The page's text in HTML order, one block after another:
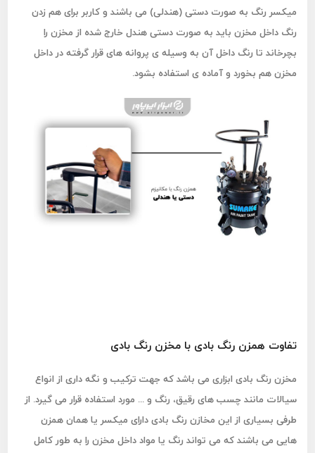
میکسر رنگ به صورت دستی (هندلی) می باشند و کاربر برای هم زدن
رنگ داخل مخزن باید به صورت دستی هندل خارج شده از مخزن را
بچرخاند تا رنگ داخل آن به وسیله ی پروانه های قرار گرفته در داخل
مخزن هم بخورد و آماده ی استفاده بشود.
تفاوت همزن رنگ بادی با مخزن رنگ بادی
مخزن رنگ بادی ابزاری می باشد که جهت ترکیب و نگه داری از انواع
سیالات مانند چسب های رقیق، رنگ و ... مورد استفاده قرار می گیرد. از
طرفی بسیاری از این مخازن رنگ بادی دارای میکسر یا همان همزن
هایی می باشند که می تواند رنگ یا مواد داخل مخزن را به طور کامل